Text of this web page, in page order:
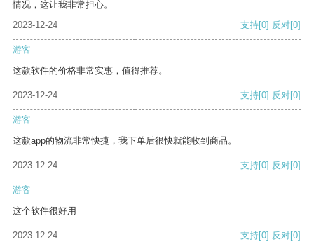
情况，这让我非常担心。
2023-12-24
支持[0] 反对[0]
游客
这款软件的价格非常实惠，值得推荐。
2023-12-24 支持[0] 反对[0]
游客
这款app的物流非常快捷，我下单后很快就能收到商品。
2023-12-24 支持[0] 反对[0]
游客
这个软件很好用
2023-12-24 支持[0] 反对[0]